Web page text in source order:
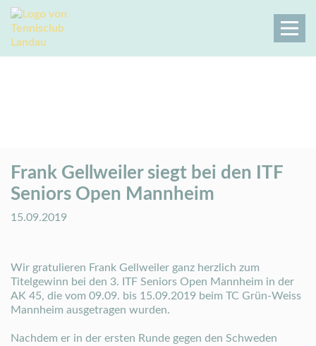
Frank Gellweiler siegt bei den ITF
Seniors Open Mannheim
15.09.2019
Wir gratulieren Frank Gellweiler ganz herzlich zum
Titelgewinn bei den 3. ITF Seniors Open Mannheim in der
AK 45, die vom 09.09. bis 15.09.2019 beim TC Grün-Weiss
Mannheim ausgetragen wurden.
Nachdem er in der ersten Runde gegen den Schweden